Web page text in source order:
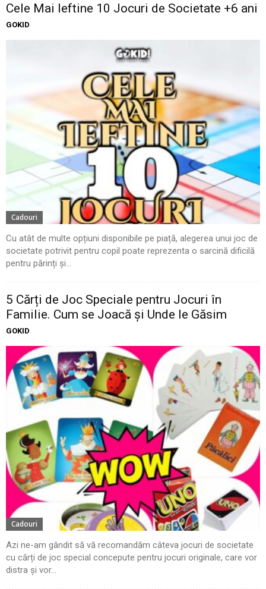
Cele Mai Ieftine 10 Jocuri de Societate +6 ani
GOKID
Cadouri
Cu atât de multe opțiuni disponibile pe piață, alegerea unui joc de
societate potrivit pentru copil poate reprezenta o sarcină dificilă
pentru părinți și...
5 Cărți de Joc Speciale pentru Jocuri în
Familie. Cum se Joacă și Unde le Găsim
GOKID
Cadouri
Azi ne-am gândit să vă recomandăm câteva jocuri de societate
cu cărți de joc special concepute pentru jocuri originale, care vor
distra și vor...